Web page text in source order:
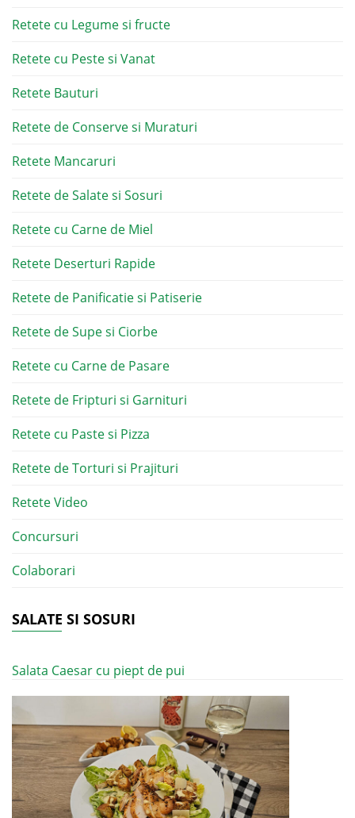
Retete cu Legume si fructe
Retete cu Peste si Vanat
Retete Bauturi
Retete de Conserve si Muraturi
Retete Mancaruri
Retete de Salate si Sosuri
Retete cu Carne de Miel
Retete Deserturi Rapide
Retete de Panificatie si Patiserie
Retete de Supe si Ciorbe
Retete cu Carne de Pasare
Retete de Fripturi si Garnituri
Retete cu Paste si Pizza
Retete de Torturi si Prajituri
Retete Video
Concursuri
Colaborari
SALATE SI SOSURI
Salata Caesar cu piept de pui